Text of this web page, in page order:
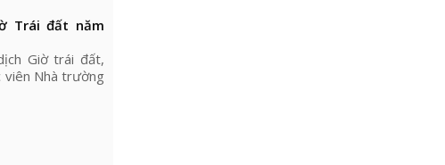
Trái đất năm
Giờ trái đất,
viên Nhà trường